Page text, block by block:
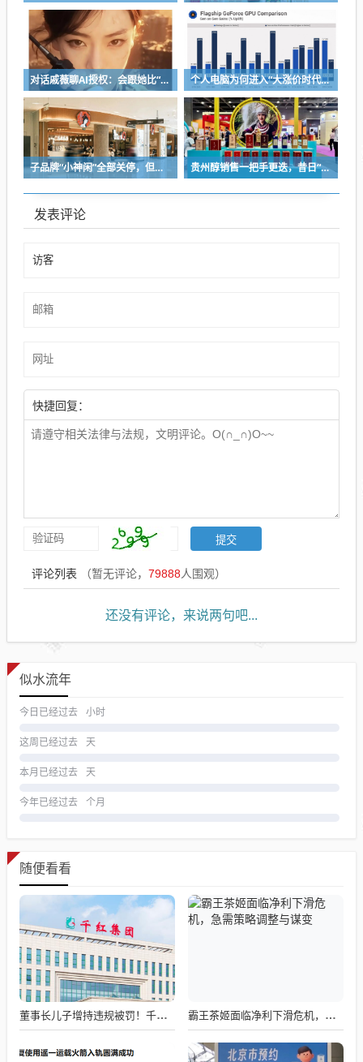
对话戚薇聊AI授权：会跟她比“演技”，都市甜宠留给我来演 个人电脑为何进入“大涨价时代”？
子品牌“小神闲”全部关停，但茶颜悦色的扩张还在提速 贵州醇销售一把手更迭，昔日“网红酒企”的气质变了
发表评论
快捷回复：
评论列表 （暂无评论， 79888人围观）
还没有评论，来说两句吧...
似水流年
今日已经过去 小时
这周已经过去 天
本月已经过去 天
今年已经过去 个月
随便看看
董事长儿子增持违规被罚！千红制药市值128亿，半年净赚2.58亿却踩雷信托5年 霸王茶姬面临净利下滑危机，急需策略调整与谋变